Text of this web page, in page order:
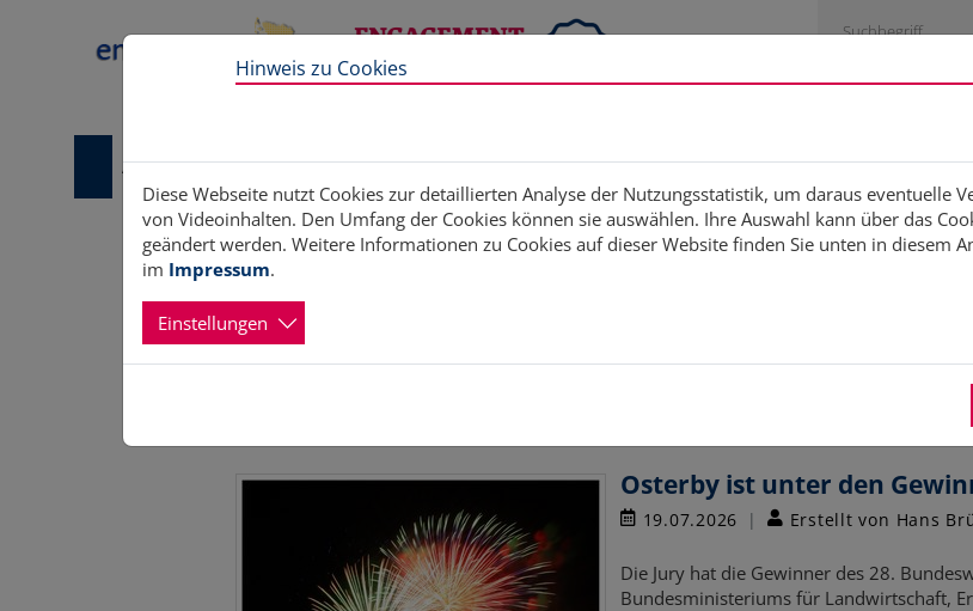
Direkt zur Hauptnavigation springen
Aktuelles Aktiv werden Unterstützung Engagementstrategie Studien
Osterby ist unter den
19.07.2026 Erstellt von Hans
Die Jury hat die Gewinner des 28.
Bundesministeriums für Landwirtschaft,
Hinweis zu Cookies
Diese Webseite nutzt Cookies zur detaillierten Analyse der Nutzungsstatistik, um daraus eventuelle
von Videoinhalten. Den Umfang der Cookies können sie auswählen. Ihre Auswahl kann über das
geändert werden. Weitere Informationen zu Cookies auf dieser Website finden Sie unten in diesem
im Impressum.
Einstellungen